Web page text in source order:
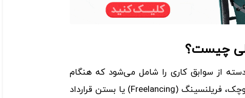
چیست؟
از سوابق کاری را شامل می‌شود که هنگام
مدیریت کسب‌وکارهای کوچک، فریلنسینگ (Freelancing) یا بستن قرارداد